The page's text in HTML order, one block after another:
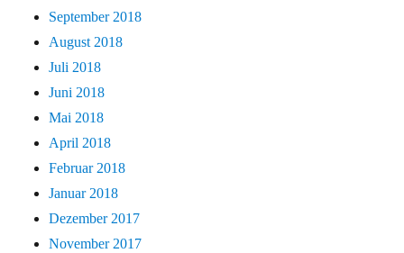
September 2018
August 2018
Juli 2018
Juni 2018
Mai 2018
April 2018
Februar 2018
Januar 2018
Dezember 2017
November 2017